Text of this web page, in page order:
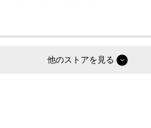
他のストア